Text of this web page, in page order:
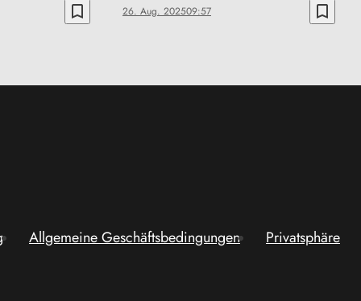
bookmark_border 26. Aug. 202509:57 bookmark_border
Allgemeine Geschäftsbedingungen Privatsphäre